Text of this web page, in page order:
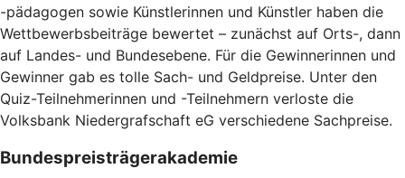
-pädagogen sowie Künstlerinnen und Künstler haben die
Wettbewerbsbeiträge bewertet – zunächst auf Orts-, dann
auf Landes- und Bundesebene. Für die Gewinnerinnen und
Gewinner gab es tolle Sach- und Geldpreise. Unter den
Quiz-Teilnehmerinnen und -Teilnehmern verloste die
Volksbank Niedergrafschaft eG verschiedene Sachpreise.
Bundespreisträgerakademie